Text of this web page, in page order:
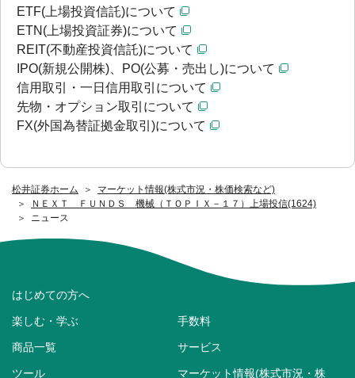
松井証券ホーム
マーケット情報(株式市況・株価検索など)
ＮＥＸＴ ＦＵＮＤＳ 機械（ＴＯＰＩＸ－１７）上場投信(1624)
ニュース
ETF(上場投資信託)について
ETN(上場投資証券)について
REIT(不動産投資信託)について
IPO(新規公開株)、PO(公募・売出し)について
信用取引・一日信用取引について
先物・オプション取引について
FX(外国為替証拠金取引)について
はじめての方へ
楽しむ・学ぶ 手数料
商品一覧 サービス
ツール
マーケット情報(株式市況・株